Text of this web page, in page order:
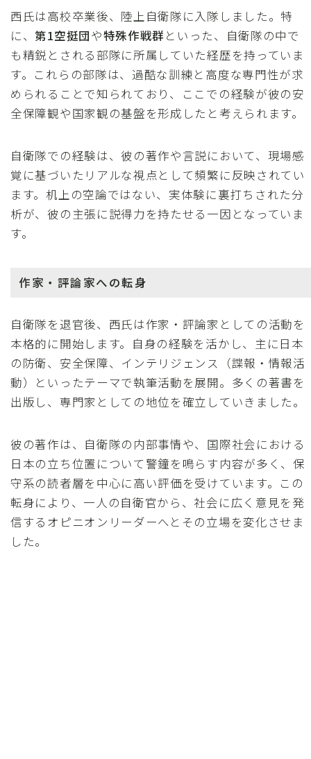
西氏は高校卒業後、陸上自衛隊に入隊しました。特
に、第1空挺団や特殊作戦群といった、自衛隊の中で
も精鋭とされる部隊に所属していた経歴を持っていま
す。これらの部隊は、過酷な訓練と高度な専門性が求
められることで知られており、ここでの経験が彼の安
全保障観や国家観の基盤を形成したと考えられます。
自衛隊での経験は、彼の著作や言説において、現場感
覚に基づいたリアルな視点として頻繁に反映されてい
ます。机上の空論ではない、実体験に裏打ちされた分
析が、彼の主張に説得力を持たせる一因となっていま
す。
作家・評論家への転身
自衛隊を退官後、西氏は作家・評論家としての活動を
本格的に開始します。自身の経験を活かし、主に日本
の防衛、安全保障、インテリジェンス（諜報・情報活
動）といったテーマで執筆活動を展開。多くの著書を
出版し、専門家としての地位を確立していきました。
彼の著作は、自衛隊の内部事情や、国際社会における
日本の立ち位置について警鐘を鳴らす内容が多く、保
守系の読者層を中心に高い評価を受けています。この
転身により、一人の自衛官から、社会に広く意見を発
信するオピニオンリーダーへとその立場を変化させま
した。